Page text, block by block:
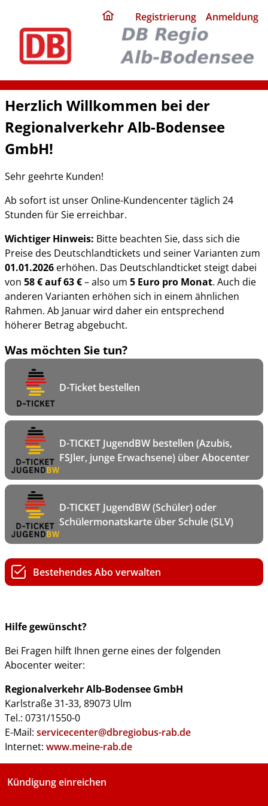
home
page
Registrierung Anmeldung
Herzlich Willkommen bei der
Regionalverkehr Alb-Bodensee
GmbH!
Sehr geehrte Kunden!
Ab sofort ist unser Online-Kundencenter täglich 24
Stunden für Sie erreichbar.
Wichtiger Hinweis: Bitte beachten Sie, dass sich die
Preise des Deutschlandtickets und seiner Varianten zum
01.01.2026 erhöhen. Das Deutschlandticket steigt dabei
von 58 € auf 63 €– also um 5 Euro pro Monat. Auch die
anderen Varianten erhöhen sich in einem ähnlichen
Rahmen. Ab Januar wird daher ein entsprechend
höherer Betrag abgebucht.
Was möchten Sie tun?
D-Ticket bestellen
D-TICKET JugendBW bestellen (Azubis,
FSJler, junge Erwachsene) über Abocenter
D-TICKET JugendBW (Schüler) oder
Schülermonatskarte über Schule (SLV)
Bestehendes Abo verwalten
Hilfe gewünscht?
Bei Fragen hilft Ihnen gerne eines der folgenden
Abocenter weiter:
Regionalverkehr Alb-Bodensee GmbH
Karlstraße 31-33, 89073 Ulm
Tel.: 0731/1550-0
E-Mail: servicecenter@dbregiobus-rab.de
Internet: www.meine-rab.de
Kündigung einreichen